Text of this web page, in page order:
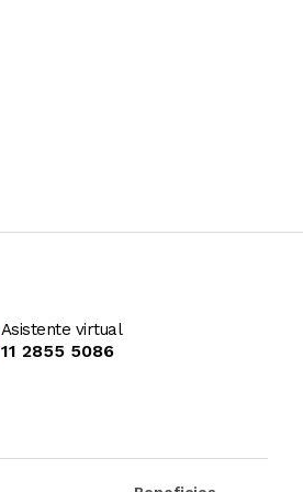
Asistente virtual
11 2855 5086